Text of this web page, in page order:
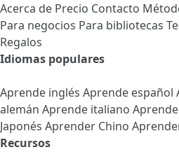
Acerca de Precio Contacto
Para negocios Para bibliotecas
Regalos
Idiomas populares
Aprende inglés Aprende español
alemán Aprende italiano
Japonés Aprender Chino
Recursos